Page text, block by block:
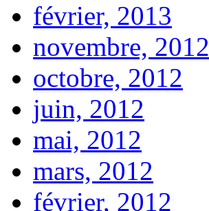
février, 2013
novembre, 2012
octobre, 2012
juin, 2012
mai, 2012
mars, 2012
février, 2012